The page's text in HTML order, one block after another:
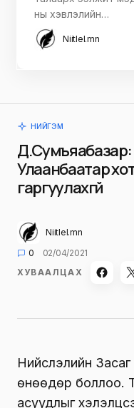
ны хэвлэлийн…
Niitlel.mn
НИЙГЭМ
Д.Сумъяабазар:
Улаанбаатар
гаргуулахгүй
Niitlel.mn
0
02/04/2021
ХУВААЛЦАХ
Нийслэлийн
өнөөдөр боллоо.
асуудлыг